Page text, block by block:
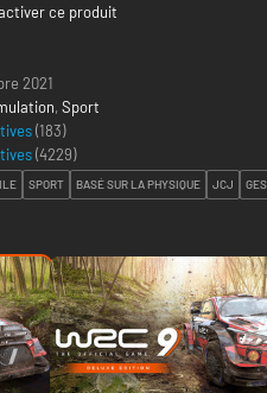
ce produit
2021
, Sport
(183)
(4229)
SPORT BASÉ SUR LA PHYSIQUE JCJ